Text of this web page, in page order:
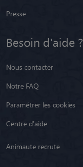
Presse
Besoin d'aide ?
Nous contacter
Notre FAQ
Paramétrer les cookies
Centre d'aide
Animaute recrute